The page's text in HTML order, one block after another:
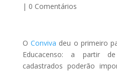
| 0 Comentários
OConviva deu o primeiro
Educacenso: a partir
cadastrados poderão